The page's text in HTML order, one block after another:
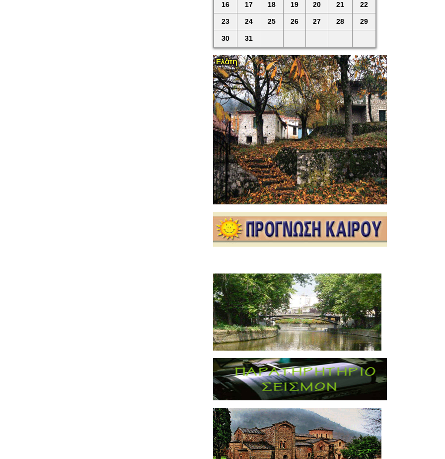
16 17 18 19 20 21 22
23 24 25 26 27 28 29
30 31